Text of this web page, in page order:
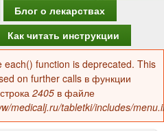
Блог о лекарствах
Как читать инструкции
each() function is deprecated. This
on further calls в функции
2405 в файле
medicalj.ru/tabletki/includes/